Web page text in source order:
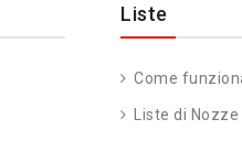
Liste
Come
Liste di Nozze